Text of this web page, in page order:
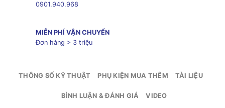
0901.940.968
MIỄN PHÍ VẬN CHUYỂN
Đơn hàng > 3 triệu
THÔNG SỐ KỸ THUẬT PHỤ KIỆN MUA THÊM TÀI LIỆU
BÌNH LUẬN & ĐÁNH GIÁ VIDEO